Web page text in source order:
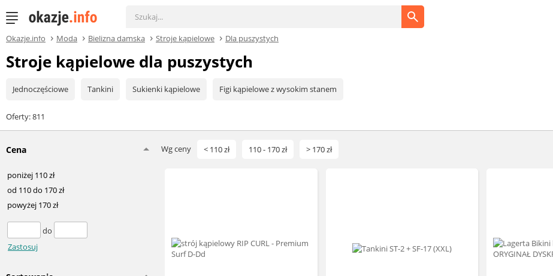
Okazje.info Moda Bielizna damska Stroje kąpielowe Dla puszystych
Stroje kąpielowe dla puszystych
Jednoczęściowe Tankini Sukienki kąpielowe Figi kąpielowe z wysokim stanem
Oferty: 811
Cena
poniżej 110 zł
od 110 do 170 zł
powyżej 170 zł
do
Zastosuj
Wg ceny < 110 zł 110 - 170 zł > 170 zł